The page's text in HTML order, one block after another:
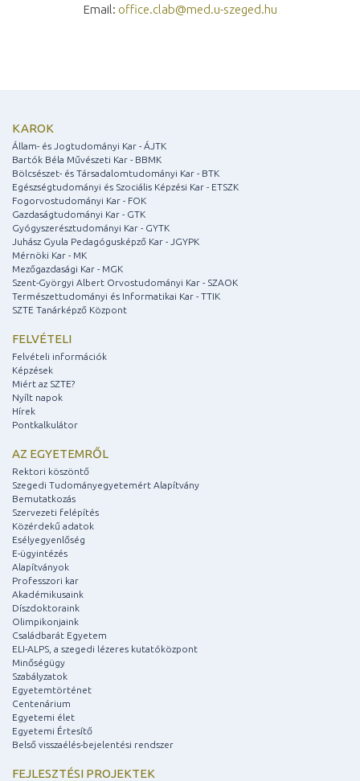
Email: office.clab@med.u-szeged.hu
KAROK
Állam- és Jogtudományi Kar - ÁJTK
Bartók Béla Művészeti Kar - BBMK
Bölcsészet- és Társadalomtudományi Kar - BTK
Egészségtudományi és Szociális Képzési Kar - ETSZK
Fogorvostudományi Kar - FOK
Gazdaságtudományi Kar - GTK
Gyógyszerésztudományi Kar - GYTK
Juhász Gyula Pedagógusképző Kar - JGYPK
Mérnöki Kar - MK
Mezőgazdasági Kar - MGK
Szent-Györgyi Albert Orvostudományi Kar - SZAOK
Természettudományi és Informatikai Kar - TTIK
SZTE Tanárképző Központ
FELVÉTELI
Felvételi információk
Képzések
Miért az SZTE?
Nyílt napok
Hírek
Pontkalkulátor
AZ EGYETEMRŐL
Rektori köszöntő
Szegedi Tudományegyetemért Alapítvány
Bemutatkozás
Szervezeti felépítés
Közérdekű adatok
Esélyegyenlőség
E-ügyintézés
Alapítványok
Professzori kar
Akadémikusaink
Díszdoktoraink
Olimpikonjaink
Családbarát Egyetem
ELI-ALPS, a szegedi lézeres kutatóközpont
Minőségügy
Szabályzatok
Egyetemtörténet
Centenárium
Egyetemi élet
Egyetemi Értesítő
Belső visszaélés-bejelentési rendszer
FEJLESZTÉSI PROJEKTEK